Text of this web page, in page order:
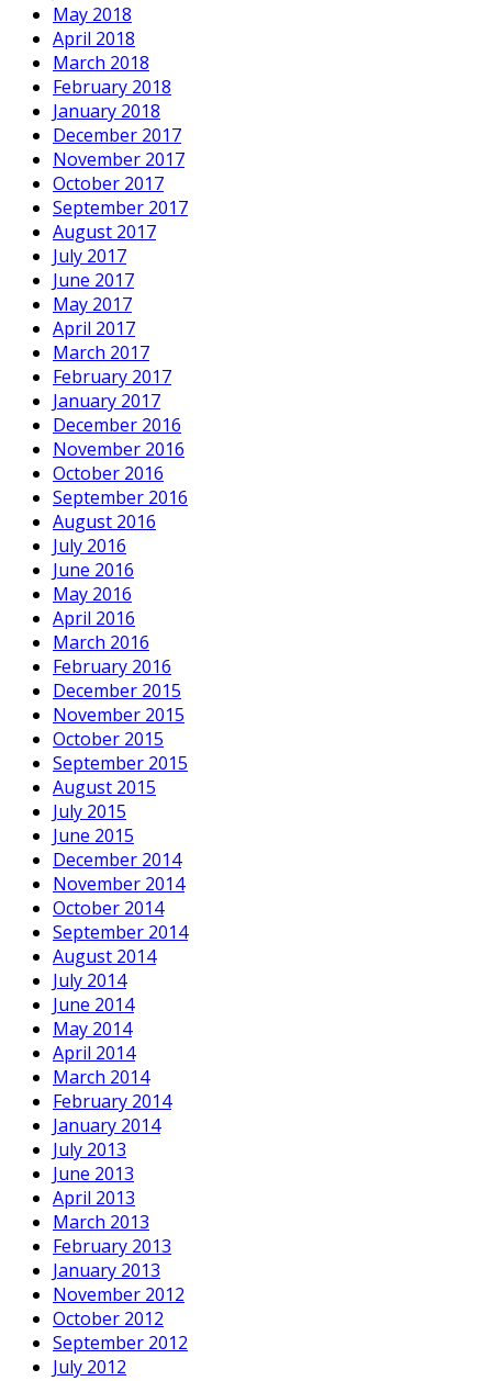
May 2018
April 2018
March 2018
February 2018
January 2018
December 2017
November 2017
October 2017
September 2017
August 2017
July 2017
June 2017
May 2017
April 2017
March 2017
February 2017
January 2017
December 2016
November 2016
October 2016
September 2016
August 2016
July 2016
June 2016
May 2016
April 2016
March 2016
February 2016
December 2015
November 2015
October 2015
September 2015
August 2015
July 2015
June 2015
December 2014
November 2014
October 2014
September 2014
August 2014
July 2014
June 2014
May 2014
April 2014
March 2014
February 2014
January 2014
July 2013
June 2013
April 2013
March 2013
February 2013
January 2013
November 2012
October 2012
September 2012
July 2012